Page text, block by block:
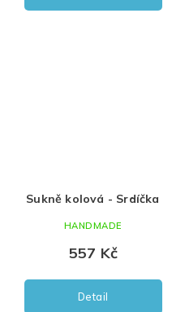
Sukně kolová - Srdíčka
557 Kč
Detail
HANDMADE